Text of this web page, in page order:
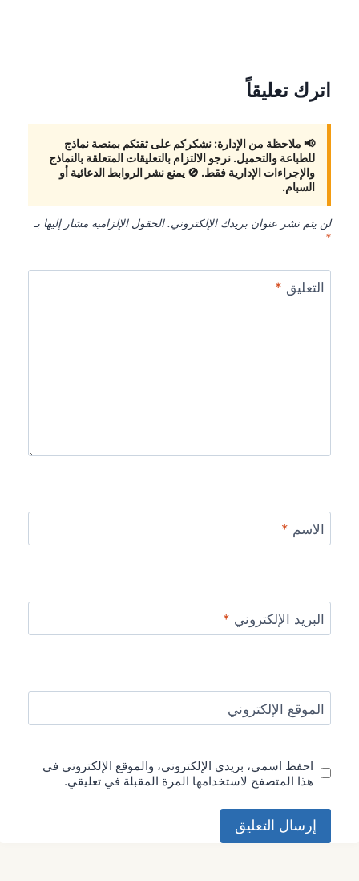
اترك تعليقاً
لن يتم نشر عنوان بريدك الإلكتروني. الحقول الإلزامية مشار إليها بـ
*
التعليق *
الاسم *
البريد الإلكتروني *
الموقع الإلكتروني
احفظ اسمي، بريدي الإلكتروني، والموقع الإلكتروني في
هذا المتصفح لاستخدامها المرة المقبلة في تعليقي.